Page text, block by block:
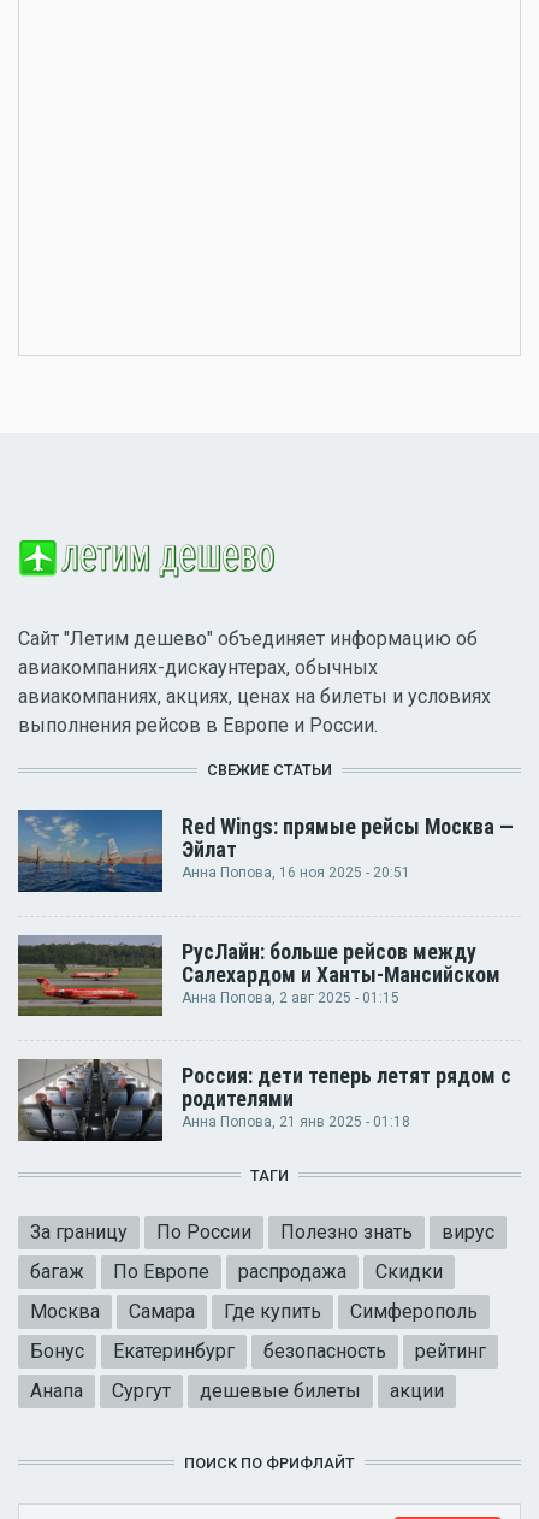
Сайт "Летим дешево" объединяет информацию об
авиакомпаниях-дискаунтерах, обычных
авиакомпаниях, акциях, ценах на билеты и условиях
выполнения рейсов в Европе и России.
СВЕЖИЕ СТАТЬИ
Red Wings: прямые рейсы Москва —
Эйлат
Анна Попова, 16 ноя 2025 - 20:51
РусЛайн: больше рейсов между
Салехардом и Ханты-Мансийском
Анна Попова , 2 авг 2025 - 01:15
Россия: дети теперь летят рядом с
родителями
Анна Попова, 21 янв 2025 - 01:18
ТАГИ
За границу По России Полезно знать
вирус
багаж
По Европе распродажа
Скидки
Москва
Самара Где купить
Симферополь
Бонус
Екатеринбург безопасность
рейтинг
Анапа
Сургут дешевые билеты акции
ПОИСК ПО ФРИФЛАЙТ